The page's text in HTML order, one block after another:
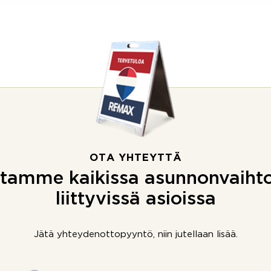
OTA YHTEYTTÄ
kaikissa
liittyvissä asioissa
Jätä yhteydenottopyyntö, niin jutellaan lisää.